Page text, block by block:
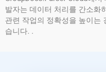
발자는 데이터 처리를 간소화
관련 작업의 정확성을 높이는
습니다. .